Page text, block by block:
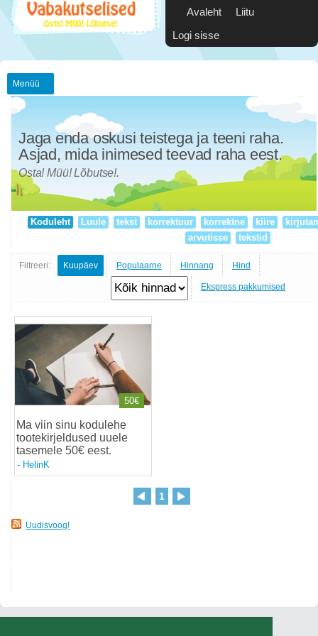
Avaleht
Liitu
Logi sisse
Menüü
Jaga enda oskusi teistega ja teeni raha.
Asjad, mida inimesed teevad raha eest.
Osta! Müü! Lõbutse!.
Koduleht Luule tekst korrektuur korrektne kiire
arvutisse
tekstid
Filtreeri: Kuupäev Populaarne Hinnang Hind
Ekspress pakkumised
Ma viin sinu kodulehe
tootekirjeldused uuele
tasemele 50€ eest.
- HelinK
50€
1
Uudisvoog!